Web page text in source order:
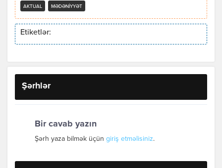
AKTUAL MƏDƏNIYYƏT
Etiketlər:
Şərhlər
Bir cavab yazın
Şərh yaza bilmək üçün giriş etməlisiniz.